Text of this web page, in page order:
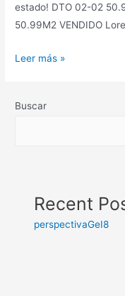
estado! DTO 02-02
50.99M2 VENDIDO
Leer más »
Buscar
Recent
perspectivaGeI8